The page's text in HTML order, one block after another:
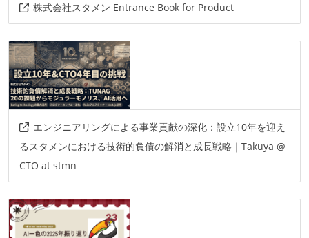
株式会社スタメン Entrance Book for Product
エンジニアリングによる事業貢献の深化：設立10年を迎え
るスタメンにおける技術的負債の解消と成長戦略｜Takuya @
CTO at stmn